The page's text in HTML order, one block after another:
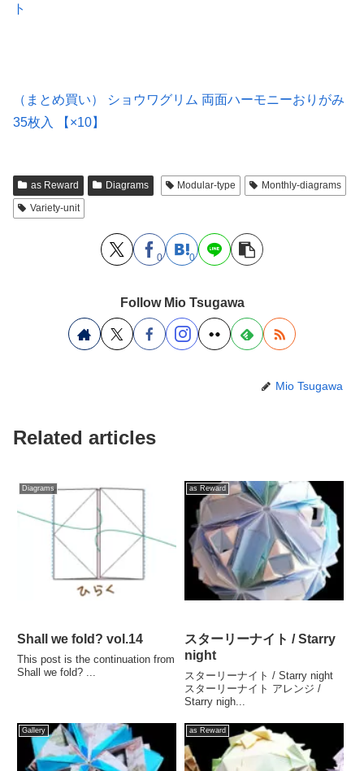
ト
（まとめ買い） ショウワグリム 両面ハーモニーおりがみ
35枚入 【×10】
as Reward Diagrams Modular-type
Monthly-diagrams
Variety-unit
0 0
Follow Mio Tsugawa
Mio Tsugawa
Related articles
Diagrams
Shall we fold? vol.14
This post is the continuation from
Shall we fold? ...
as Reward
スターリーナイト / Starry
night
スターリーナイト / Starry night
スターリーナイト アレンジ /
Starry nigh...
Gallery as Reward